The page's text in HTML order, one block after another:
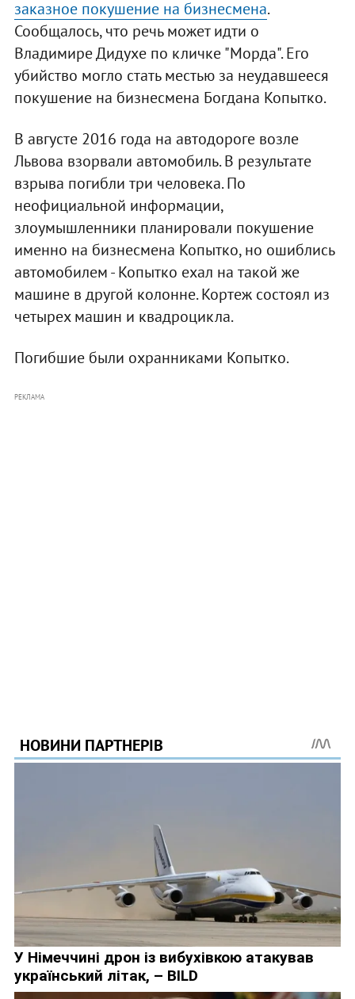
заказное покушение на бизнесмена.
Сообщалось, что речь может идти о
Владимире Дидухе по кличке "Морда". Его
убийство могло стать местью за неудавшееся
покушение на бизнесмена Богдана Копытко.
В августе 2016 года на автодороге возле
Львова взорвали автомобиль. В результате
взрыва погибли три человека. По
неофициальной информации,
злоумышленники планировали покушение
именно на бизнесмена Копытко, но ошиблись
автомобилем - Копытко ехал на такой же
машине в другой колонне. Кортеж состоял из
четырех машин и квадроцикла.
Погибшие были охранниками Копытко.
РЕКЛАМА